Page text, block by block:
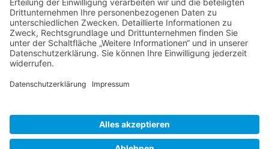
Sonstige
Kontakt
Facebook
Anfahrt & Lageplan